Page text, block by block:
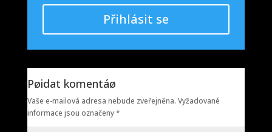
Přihlásit se
Pøidat komentáø
Vaše e-mailová adresa nebude zveřejněna. Vyžadované
informace jsou označeny*